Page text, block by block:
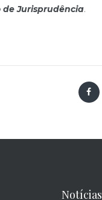
Jurisprudência.
Notícias